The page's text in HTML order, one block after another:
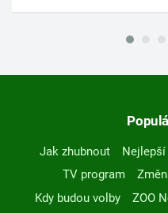
Jak zhubnout
TV program
Kdy budou volby
ZOO